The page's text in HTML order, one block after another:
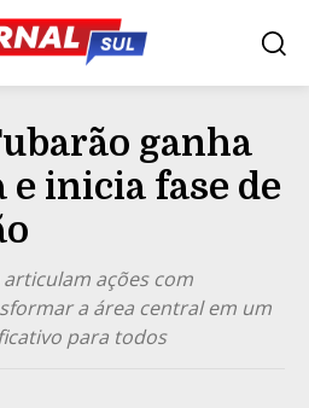
ganha
e inicia fase de
ações com
a área central em um
para todos